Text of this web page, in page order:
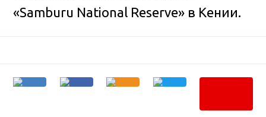
«Samburu National Reserve» в Кении.